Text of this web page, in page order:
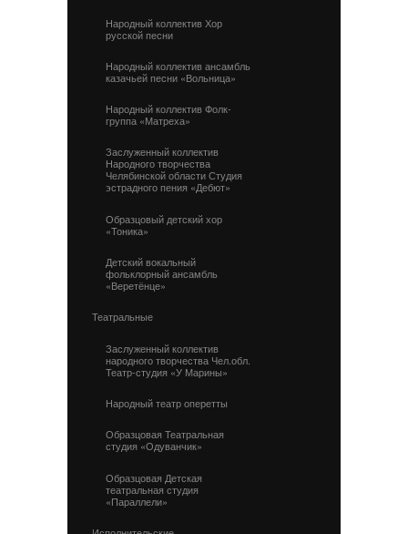
Народный коллектив Хор
русской песни
Народный коллектив ансамбль
казачьей песни «Вольница»
Народный коллектив Фолк-
группа «Матреха»
Заслуженный коллектив
Народного творчества
Челябинской области Студия
эстрадного пения «Дебют»
Образцовый детский хор
«Тоника»
Детский вокальный
фольклорный ансамбль
«Веретёнце»
Театральные
Заслуженный коллектив
народного творчества Чел.обл.
Театр-студия «У Марины»
Народный театр оперетты
Образцовая Театральная
студия «Одуванчик»
Образцовая Детская
театральная студия
«Параллели»